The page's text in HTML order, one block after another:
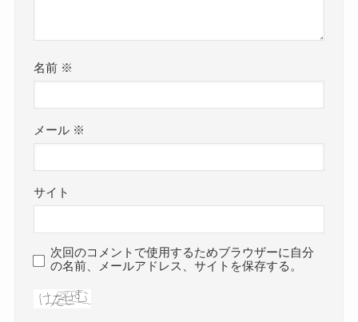
名前 ※
メール ※
サイト
次回のコメントで使用するためブラウザーに自分
の名前、メールアドレス、サイトを保存する。